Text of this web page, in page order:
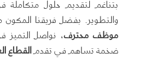
بتناغم لتقديم حلول متكاملة
والتطوير. بفضل فريقنا
موظف محترف، نواصل التميز
ضخمة تساهم في تقدمالقطاع